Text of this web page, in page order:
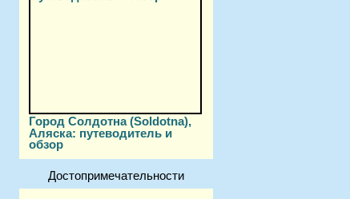
Город Солдотна (Soldotna),
Аляска: путеводитель и
обзор
Достопримечательности